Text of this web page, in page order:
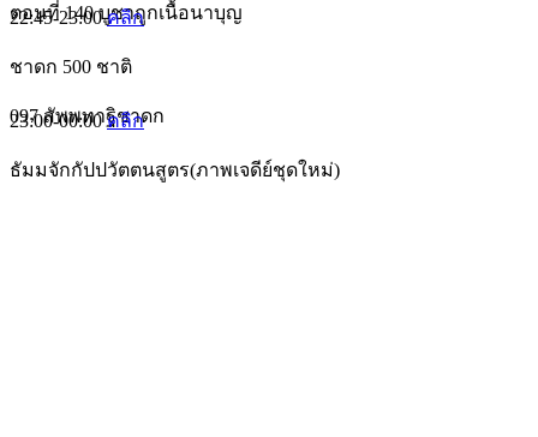
ตอนที่ 140 บูชาถูกเนื้อนาบุญ
22:45-23:00คลิก
ชาดก 500 ชาติ
097 สัพพทาฐิชาดก
23:00-00:00คลิก
ธัมมจักกัปปวัตตนสูตร(ภาพเจดีย์ชุดใหม่)